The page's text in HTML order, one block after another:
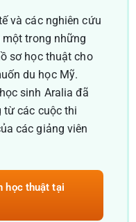
và các nghiên cứu
trong những
sơ học thuật cho
du học Mỹ.
sinh Aralia đã
các cuộc thi
các giảng viên
học thuật tại